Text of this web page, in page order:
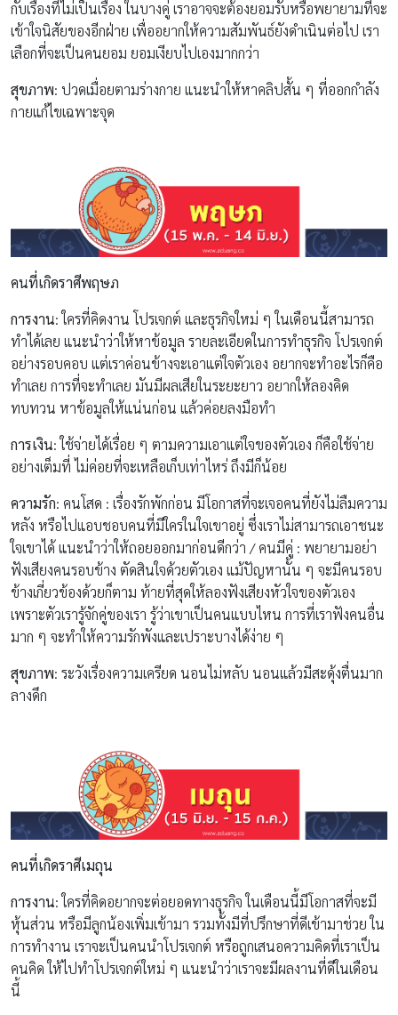
กับเรื่องที่ไม่เป็นเรื่อง ในบางคู่ เราอาจจะต้องยอมรับหรือพยายามที่จะ
เข้าใจนิสัยของอีกฝ่าย เพื่ออยากให้ความสัมพันธ์ยังดำเนินต่อไป เรา
เลือกที่จะเป็นคนยอม ยอมเงียบไปเองมากกว่า
สุขภาพ: ปวดเมื่อยตามร่างกาย แนะนำให้หาคลิปสั้น ๆ ที่ออกกำลัง
กายแก้ไขเฉพาะจุด
คนที่เกิดราศีพฤษภ
การงาน: ใครที่คิดงาน โปรเจกต์ และธุรกิจใหม่ ๆ ในเดือนนี้สามารถ
ทำได้เลย แนะนำว่าให้หาข้อมูล รายละเอียดในการทำธุรกิจ โปรเจกต์
อย่างรอบคอบ แต่เราค่อนข้างจะเอาแต่ใจตัวเอง อยากจะทำอะไรก็คือ
ทำเลย การที่จะทำเลย มันมีผลเสียในระยะยาว อยากให้ลองคิด
ทบทวน หาข้อมูลให้แน่นก่อน แล้วค่อยลงมือทำ
การเงิน: ใช้จ่ายได้เรื่อย ๆ ตามความเอาแต่ใจของตัวเอง ก็คือใช้จ่าย
อย่างเต็มที่ ไม่ค่อยที่จะเหลือเก็บเท่าไหร่ ถึงมีก็น้อย
ความรัก: คนโสด : เรื่องรักพักก่อน มีโอกาสที่จะเจอคนที่ยังไม่ลืมความ
หลัง หรือไปแอบชอบคนที่มีใครในใจเขาอยู่ ซึ่งเราไม่สามารถเอาชนะ
ใจเขาได้ แนะนำว่าให้ถอยออกมาก่อนดีกว่า / คนมีคู่ : พยายามอย่า
ฟังเสียงคนรอบข้าง ตัดสินใจด้วยตัวเอง แม้ปัญหานั้น ๆ จะมีคนรอบ
ข้างเกี่ยวข้องด้วยก็ตาม ท้ายที่สุดให้ลองฟังเสียงหัวใจของตัวเอง
เพราะตัวเรารู้จักคู่ของเรา รู้ว่าเขาเป็นคนแบบไหน การที่เราฟังคนอื่น
มาก ๆ จะทำให้ความรักพังและเปราะบางได้ง่าย ๆ
สุขภาพ: ระวังเรื่องความเครียด นอนไม่หลับ นอนแล้วมีสะดุ้งตื่นมาก
ลางดึก
คนที่เกิดราศีเมถุน
การงาน: ใครที่คิดอยากจะต่อยอดทางธุรกิจ ในเดือนนี้มีโอกาสที่จะมี
หุ้นส่วน หรือมีลูกน้องเพิ่มเข้ามา รวมทั้งมีที่ปรึกษาที่ดีเข้ามาช่วย ใน
การทำงาน เราจะเป็นคนนำโปรเจกต์ หรือถูกเสนอความคิดที่เราเป็น
คนคิด ให้ไปทำโปรเจกต์ใหม่ ๆ แนะนำว่าเราจะมีผลงานที่ดีในเดือน
นี้